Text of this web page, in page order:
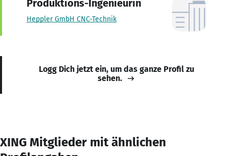
Produktions-Ingenieurin
Heppler GmbH CNC-Technik
Logg Dich jetzt ein, um das ganze Profil zu
sehen.
XING Mitglieder mit ähnlichen